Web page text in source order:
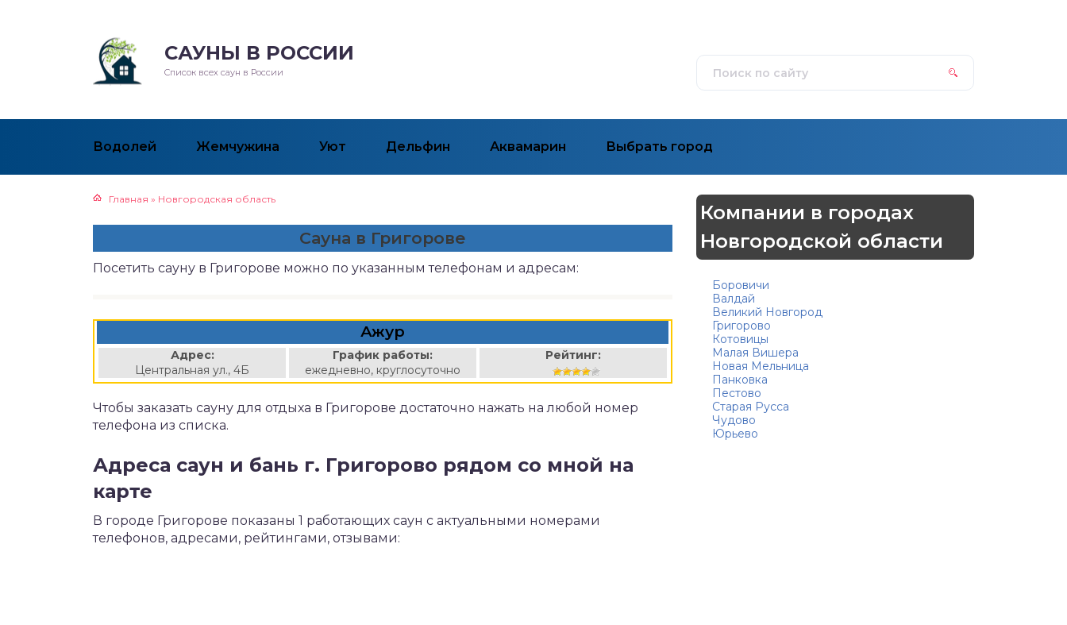
САУНЫ В РОССИИ
Список всех саун в России
Водолей Жемчужина Уют Дельфин Аквамарин Выбрать город
Главная » Новгородская область
Сауна в Григорове
Посетить сауну в Григорове можно по указанным телефонам и адресам:
Ажур
Адрес:
Центральная ул., 4Б
График работы:
ежедневно, круглосуточно
Рейтинг:
Чтобы заказать сауну для отдыха в Григорове достаточно нажать на любой номер
телефона из списка.
Адреса саун и бань г. Григорово рядом со мной на
карте
В городе Григорове показаны 1 работающих саун с актуальными номерами
телефонов, адресами, рейтингами, отзывами:
Компании в городах
Новгородской области
Боровичи
Валдай
Великий Новгород
Григорово
Котовицы
Малая Вишера
Новая Мельница
Панковка
Пестово
Старая Русса
Чудово
Юрьево